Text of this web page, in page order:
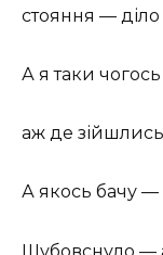
стояння —
А я таки
аж де
А якось бачу —
Шубовснуло —